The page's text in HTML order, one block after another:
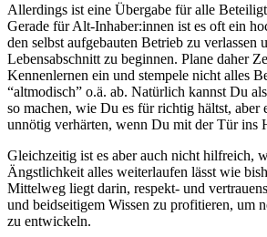
Allerdings ist eine Übergabe für alle
Gerade für Alt-Inhaber:innen ist es oft ein
den selbst aufgebauten Betrieb zu verlassen
Lebensabschnitt zu beginnen. Plane daher
Kennenlernen ein und stempele nicht alles
“altmodisch” o.ä. ab. Natürlich kannst Du
so machen, wie Du es für richtig hältst, aber
unnötig verhärten, wenn Du mit der Tür ins
Gleichzeitig ist es aber auch nicht hilfreich,
Ängstlichkeit alles weiterlaufen lässt wie
Mittelweg liegt darin, respekt- und
und beidseitigem Wissen zu profitieren, um
zu entwickeln.